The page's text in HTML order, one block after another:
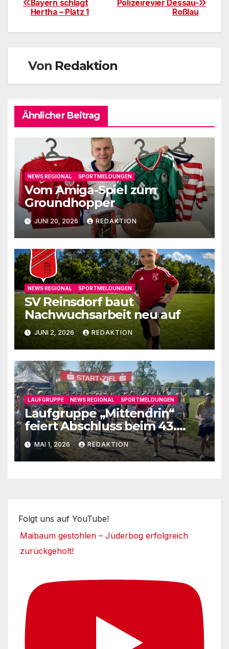
Polizeirevier Dessau-
Roßlau
Bayern schlägt
Hertha – Platz 1
Von Redaktion
Ähnlicher Beitrag
NEWS REGIONAL SPORTMELDUNGEN
Vom Amiga-Spiel zum
Groundhopper
JUNI 20, 2026 REDAKTION
NEWS REGIONAL SPORTMELDUNGEN
SV Reinsdorf baut
Nachwuchsarbeit neu auf
JUNI 2, 2026 REDAKTION
LAUFGRUPPE NEWS REGIONAL SPORTMELDUNGEN
Laufgruppe „Mittendrin“
feiert Abschluss beim 43.
Fläminglauf
MAI 1, 2026 REDAKTION
Folgt uns auf YouTube!
Maibaum gestohlen – Jüderbog erfolgreich
zurückgeholt!